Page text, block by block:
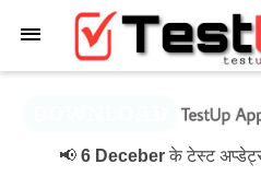
6 Deceberके टेस्ट अप्डेट्स